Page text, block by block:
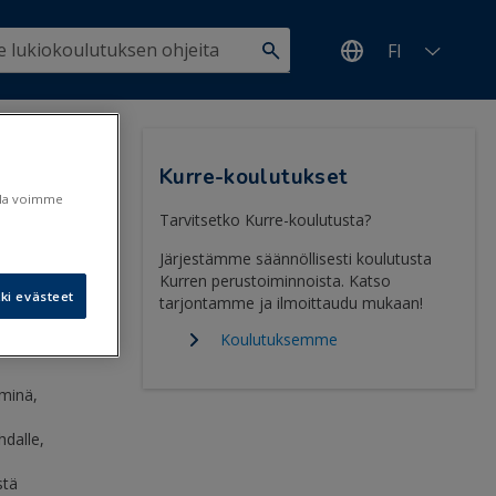
FI
Kurre-koulutukset
Tarvitsetko Kurre-koulutusta?
Järjestämme säännöllisesti koulutusta
Kurren perustoiminnoista. Katso
tarjontamme ja ilmoittaudu mukaan!
Koulutuksemme
voimme
evästeet